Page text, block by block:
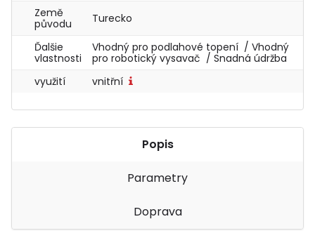
Země
původu
Turecko
Ďalšie
vlastnosti
Vhodný pro podlahové topení / Vhodný
pro robotický vysavač / Snadná údržba
využití
vnitřní
Popis
Parametry
Doprava